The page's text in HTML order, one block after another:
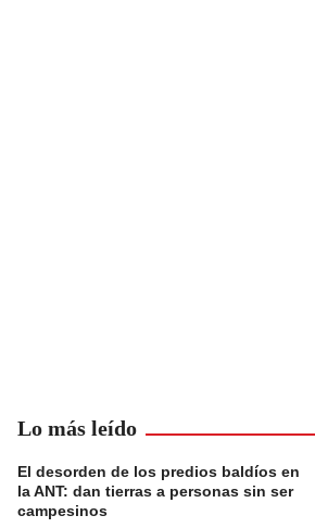
Lo más leído
El desorden de los predios baldíos en
la ANT: dan tierras a personas sin ser
campesinos